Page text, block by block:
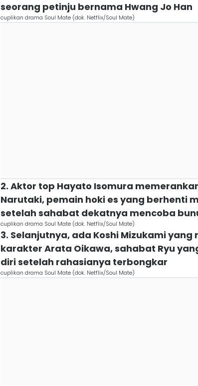
seorang petinju bernama Hwang Jo Han
cuplikan drama Soul Mate (dok. Netflix/Soul Mate)
2. Aktor top Hayato Isomura
Narutaki, pemain hoki es yang berhenti
setelah sahabat dekatnya mencoba
cuplikan drama Soul Mate (dok. Netflix/Soul Mate)
3. Selanjutnya, ada Koshi Mizukami
karakter Arata Oikawa, sahabat Ryu
diri setelah rahasianya terbongkar
cuplikan drama Soul Mate (dok. Netflix/Soul Mate)